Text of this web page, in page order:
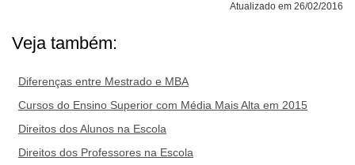
Atualizado em 26/02/2016
Veja também:
Diferenças entre Mestrado e MBA
Cursos do Ensino Superior com Média Mais Alta em 2015
Direitos dos Alunos na Escola
Direitos dos Professores na Escola